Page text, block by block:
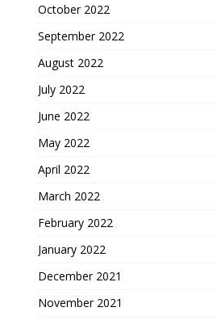
October 2022
September 2022
August 2022
July 2022
June 2022
May 2022
April 2022
March 2022
February 2022
January 2022
December 2021
November 2021